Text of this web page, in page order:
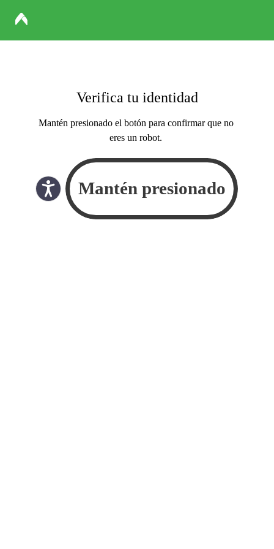
Verifica tu identidad
Mantén presionado el botón para confirmar que no
eres un robot.